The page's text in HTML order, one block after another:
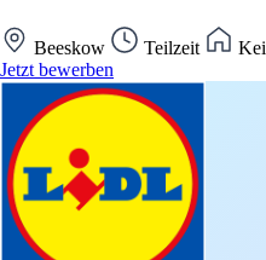
Beeskow Teilzeit
Jetzt bewerben